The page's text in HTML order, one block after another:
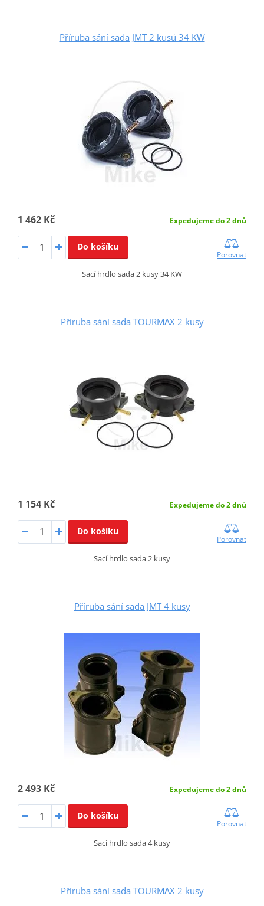
Příruba sání sada JMT 2 kusů 34 KW
1 462 Kč Expedujeme do 2 dnů
Do košíku
Porovnat
Sací hrdlo sada 2 kusy 34 KW
Příruba sání sada TOURMAX 2 kusy
1 154 Kč Expedujeme do 2 dnů
Do košíku
Porovnat
Sací hrdlo sada 2 kusy
Příruba sání sada JMT 4 kusy
2 493 Kč Expedujeme do 2 dnů
Do košíku
Porovnat
Sací hrdlo sada 4 kusy
Příruba sání sada TOURMAX 2 kusy